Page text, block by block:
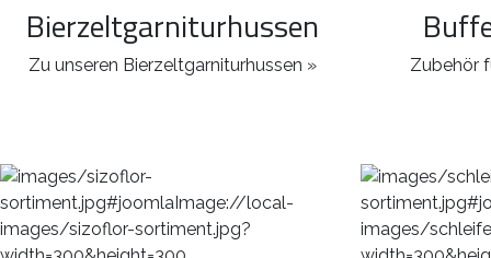
Bierzeltgarniturhussen
Zu unseren Bierzeltgarniturhussen » Zubehör